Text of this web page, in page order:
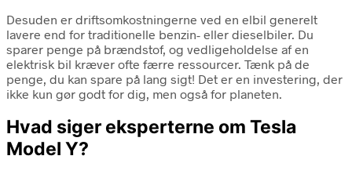
Desuden er driftsomkostningerne ved en elbil generelt
lavere end for traditionelle benzin- eller dieselbiler. Du
sparer penge på brændstof, og vedligeholdelse af en
elektrisk bil kræver ofte færre ressourcer. Tænk på de
penge, du kan spare på lang sigt! Det er en investering, der
ikke kun gør godt for dig, men også for planeten.
Hvad siger eksperterne om Tesla
Model Y?